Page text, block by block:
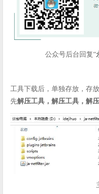
公众号后台回复“
工具下载后，单独存放，存
先解压工具，解压工具，解